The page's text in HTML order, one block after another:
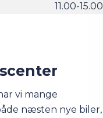
vi mange
næsten nye biler,
11.00-15.00